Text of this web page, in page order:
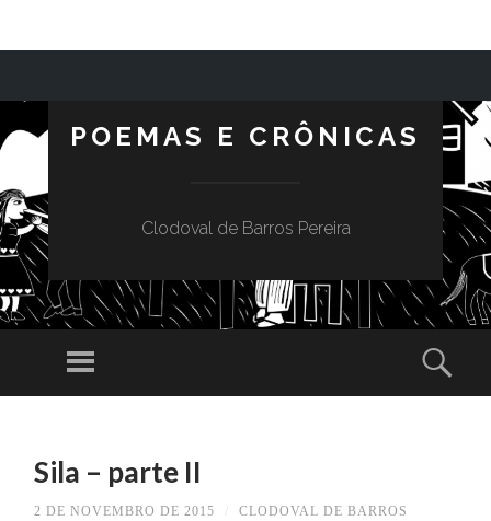
POEMAS E CRÔNICAS
Clodoval de Barros Pereira
Menu
Sila – parte II
2 DE NOVEMBRO DE 2015
CLODOVAL DE BARROS